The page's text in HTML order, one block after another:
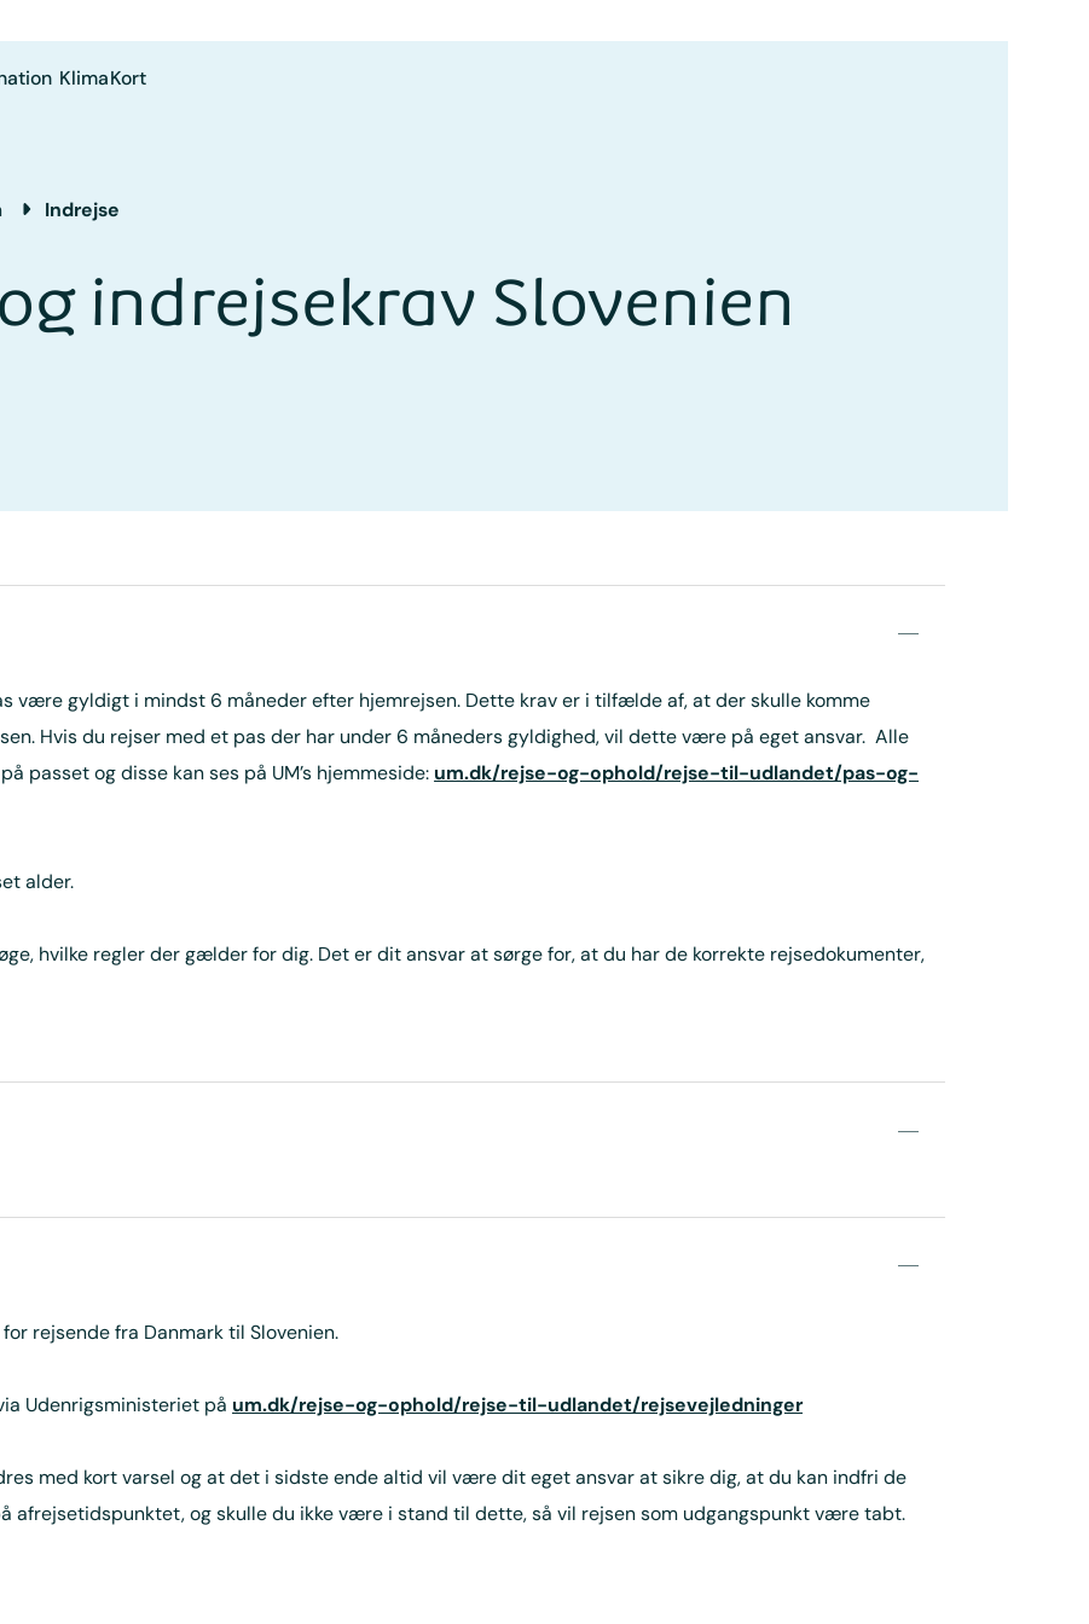
KlimaKort
Indrejse
indrejsekrav Slovenien
være gyldigt i mindst 6 måneder efter hjemrejsen. Dette krav er i tilfælde af, at der skulle komme
Hvis du rejser med et pas der har under 6 måneders gyldighed, vil dette være på eget ansvar. Alle
passet og disse kan ses på UM’s hjemmeside: um.dk/rejse-og-ophold/rejse-til-udlandet/pas-og-
alder.
hvilke regler der gælder for dig. Det er dit ansvar at sørge for, at du har de korrekte rejsedokumenter,
rejsende fra Danmark til Slovenien.
Udenrigsministeriet på um.dk/rejse-og-ophold/rejse-til-udlandet/rejsevejledninger
med kort varsel og at det i sidste ende altid vil være dit eget ansvar at sikre dig, at du kan indfri de
og skulle du ikke være i stand til dette, så vil rejsen som udgangspunkt være tabt.